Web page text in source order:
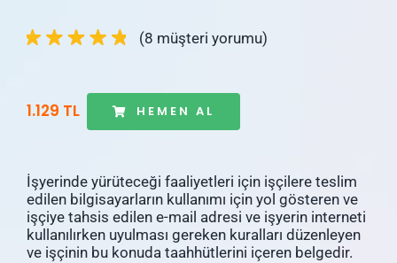
(8 müşteri yorumu)
1.129 TL HEMEN AL
İşyerinde yürüteceği faaliyetleri için işçilere teslim
edilen bilgisayarların kullanımı için yol gösteren ve
işçiye tahsis edilen e-mail adresi ve işyerin interneti
kullanılırken uyulması gereken kuralları düzenleyen
ve işçinin bu konuda taahhütlerini içeren belgedir.